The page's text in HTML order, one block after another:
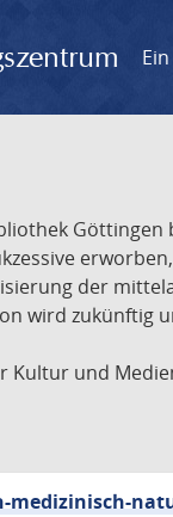
der
wird
Kultur und
medizinisch-